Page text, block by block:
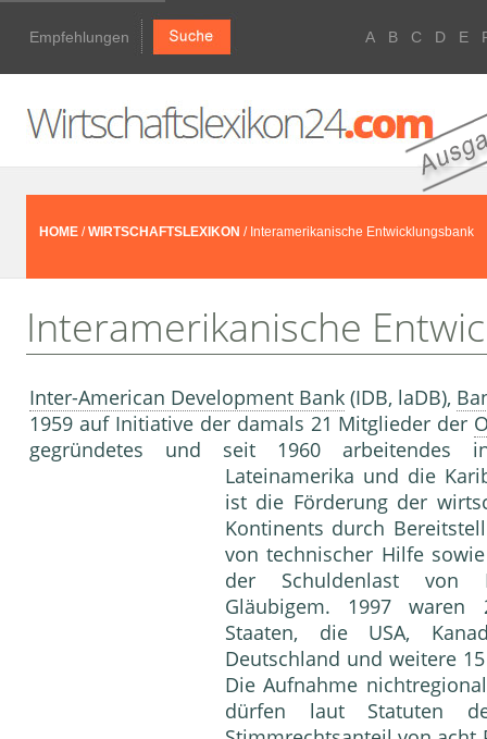
Empfehlungen A B C D E
HOME /WIRTSCHAFTSLEXIKON / Interamerikanische Entwicklungsbank
Interamerikanische
Inter-American Development Bank (IDB, laDB),
1959 auf Initiative der damals 21 Mitglieder der
gegründetes und seit 1960 arbeitendes
Lateinamerika und die
ist die Förderung der
Kontinents durch
von technischer Hilfe
der Schuldenlast von
Gläubigem. 1997 waren
Staaten, die USA,
Deutschland und weitere
Die Aufnahme
dürfen laut Statuten